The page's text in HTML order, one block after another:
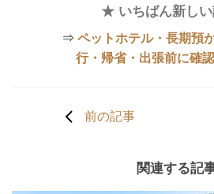
★ いちばん新しい
⇒ ペットホテル・長期預
行・帰省・出張前に確
前の記事
関連する記